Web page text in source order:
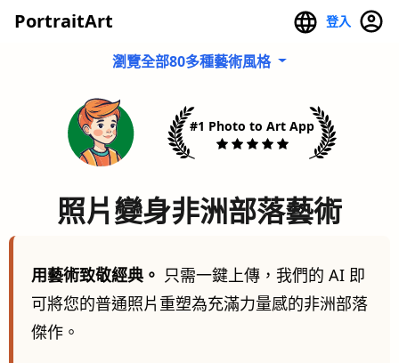
PortraitArt 登入
瀏覽全部80多種藝術風格
#1 Photo to Art App
照片變身非洲部落藝術
用藝術致敬經典。 只需一鍵上傳，我們的 AI 即
可將您的普通照片重塑為充滿力量感的非洲部落
傑作。